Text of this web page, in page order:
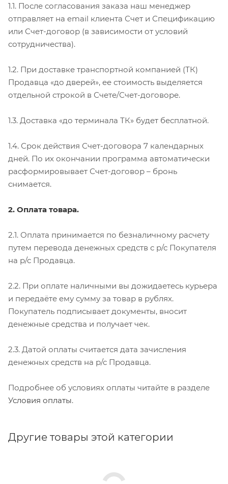
1.1. После согласования заказа наш менеджер
отправляет на email клиента Счет и Спецификацию
или Счет-договор (в зависимости от условий
сотрудничества).
1.2. При доставке транспортной компанией (ТК)
Продавца «до дверей», ее стоимость выделяется
отдельной строкой в Счете/Счет-договоре.
1.3. Доставка «до терминала ТК» будет бесплатной.
1.4. Срок действия Счет-договора 7 календарных
дней. По их окончании программа автоматически
расформировывает Счет-договор – бронь
снимается.
2. Оплата товара.
2.1. Оплата принимается по безналичному расчету
путем перевода денежных средств с р/с Покупателя
на р/с Продавца.
2.2. При оплате наличными вы дожидаетесь курьера
и передаёте ему сумму за товар в рублях.
Покупатель подписывает документы, вносит
денежные средства и получает чек.
2.3. Датой оплаты считается дата зачисления
денежных средств на р/с Продавца.
Подробнее об условиях оплаты читайте в разделе
Условия оплаты.
Другие товары этой категории